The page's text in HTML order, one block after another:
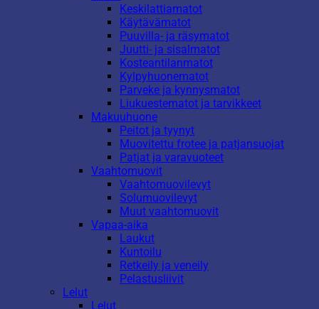
Keskilattiamatot
Käytävämatot
Puuvilla- ja räsymatot
Juutti- ja sisalmatot
Kosteantilanmatot
Kylpyhuonematot
Parveke ja kynnysmatot
Liukuestematot ja tarvikkeet
Makuuhuone
Peitot ja tyynyt
Muovitettu frotee ja patjansuojat
Patjat ja varavuoteet
Vaahtomuovit
Vaahtomuovilevyt
Solumuovilevyt
Muut vaahtomuovit
Vapaa-aika
Laukut
Kuntoilu
Retkeily ja veneily
Pelastusliivit
Lelut
Lelut